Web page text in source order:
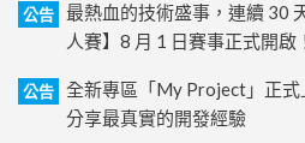
公告
最熱血的技術盛事，連續 30
人賽】8 月 1 日賽事正式開啟
公告
全新專區「My Project」正式
分享最真實的開發經驗